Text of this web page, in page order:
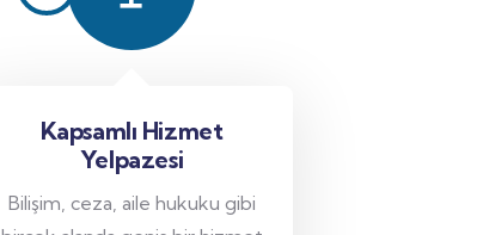
Kapsamlı Hizmet
Yelpazesi
Bilişim, ceza, aile hukuku gibi